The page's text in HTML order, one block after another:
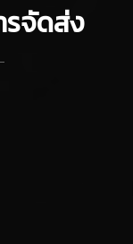
รจัดส่ง